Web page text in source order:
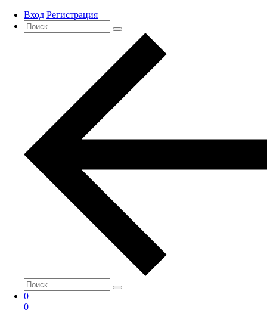
Вход Регистрация
0
0